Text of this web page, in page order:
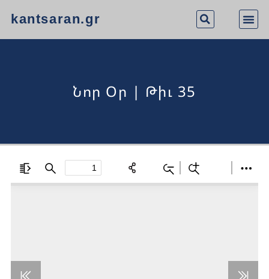
kantsaran.gr
Նոր Օր | Թիւ 35